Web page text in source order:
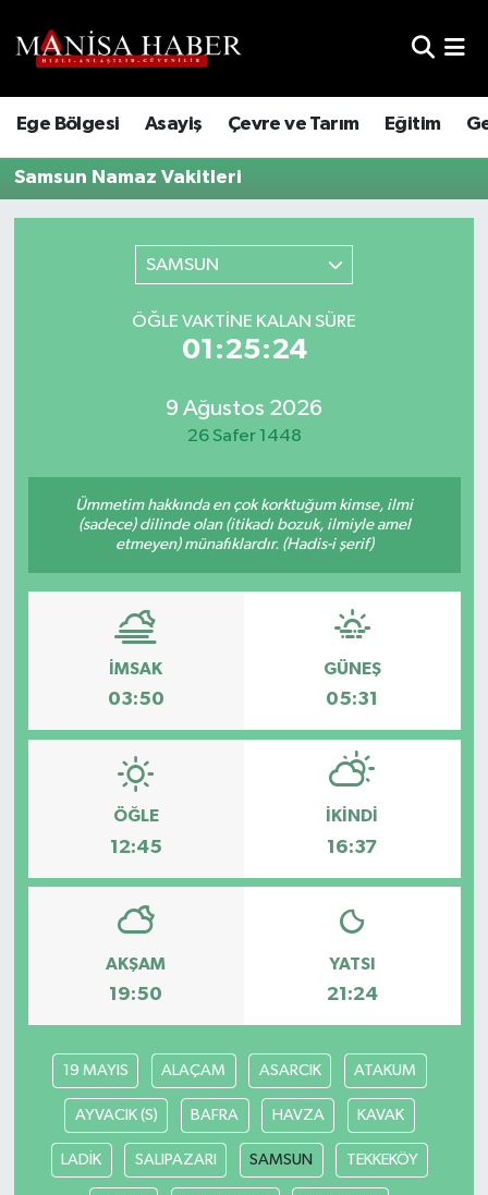
Ege Bölgesi Asayiş Çevre ve Tarım Eğitim
Samsun Namaz Vakitleri
SAMSUN
ÖĞLE VAKTINE KALAN SÜRE
01:25:24
9 Ağustos 2026
26 Safer 1448
Ümmetim hakkında en çok korktuğum kimse, ilmi
(sadece) dilinde olan (itikadı bozuk, ilmiyle amel
etmeyen) münafıklardır. (Hadis-i şerif)
İMSAK
03:50
GÜNEŞ
05:31
ÖĞLE
12:45
İKINDI
16:37
AKŞAM
19:50
YATSI
21:24
19 MAYIS ALAÇAM ASARCIK ATAKUM
AYVACIK (S) BAFRA HAVZA KAVAK
LADİK SALIPAZARI SAMSUN TEKKEKÖY
Trafik Durumu
Tüm Manşetler